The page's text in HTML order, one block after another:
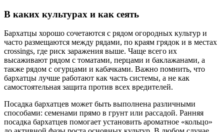
В каких культурах и как сеять
Бархатцы хорошо сочетаются с рядом огородных культур и
часто размещаются между рядами, по краям грядок и в местах
crossings, где риск заражения выше. Чаще всего их
высаживают рядом с томатами, перцами и баклажанами, а
также рядом с огурцами и кабачками. Важно помнить, что
бархатцы лучше работают как часть системы, а не как
самостоятельная защита против всех вредителей.
Посадка бархатцев может быть выполнена различными
способами: семенами прямо в грунт или рассадой. Ранняя
посадка бархатцев помогает установить ароматное «кольцо»